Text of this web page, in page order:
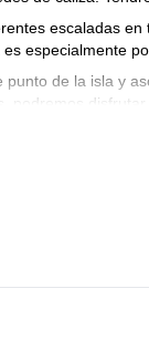
escaladas
especialmente
de la isla y
podremos
ahora para
creo que